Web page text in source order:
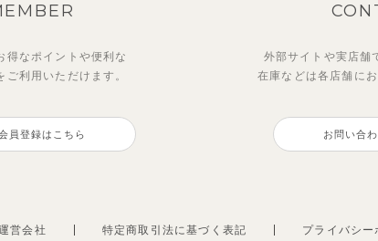
ー柄フレンチスリーブTシ
パン
ノースリーブトップス
シャツ＆パンツ
得なポイントや便利な
ご利用いただけます。
員登録はこちら
外部サイトや実店舗
在庫などは各店舗に
お問い合
営会社 特定商取引法に基づく表記 プライバシー